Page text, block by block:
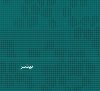
بیشتر ...